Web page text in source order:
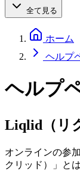
全て見る
ホーム
ヘルプ
ヘルプ
Liqlid（リ
オンラインの参
クリッド）」と